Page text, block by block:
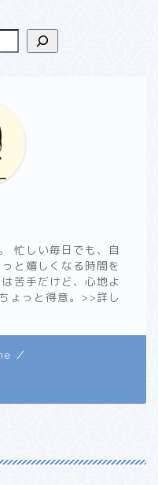
忙しい毎日でも、自
と嬉しくなる時間を
苦手だけど、心地よ
ょっと得意。>>詳し
／